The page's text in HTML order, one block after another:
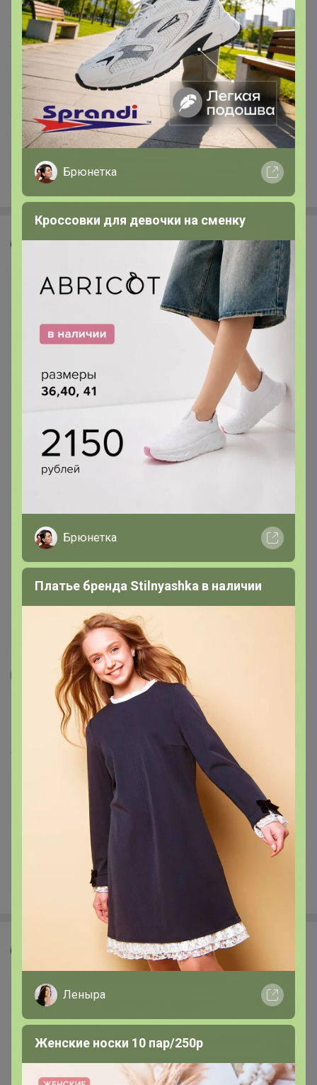
GRIZZLY, ORSORO - Стильные и продуманные до
мелочей рюкзаки и сумки.
Стоп 11 августа
+360
Красинтия
6.7K 428 10
Елецкие узоры- одежда из льна, скатерти,
сумки, мешочки, салфетки.
Стоп 14 августа
Брюнетка
Кроссовки для девочки на сменку
Брюнетка
Платье бренда Stilnyashka в наличии
Леныра
Женские носки 10 пар/250р